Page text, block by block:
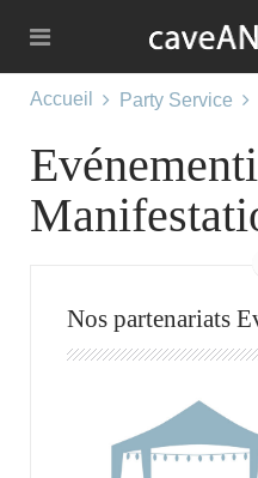
Accueil Party Service
Nos partenariats